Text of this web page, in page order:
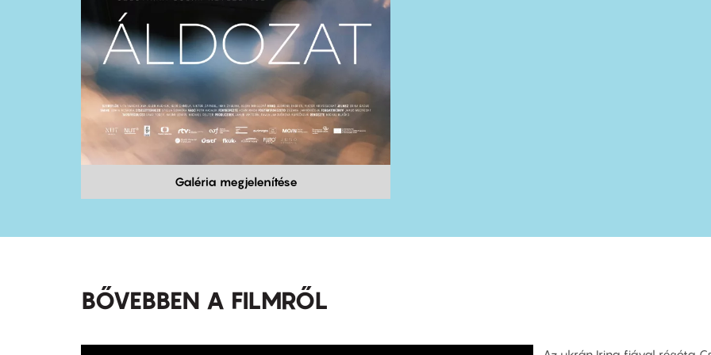
Galéria megjelenítése
BŐVEBBEN A FILMRŐL